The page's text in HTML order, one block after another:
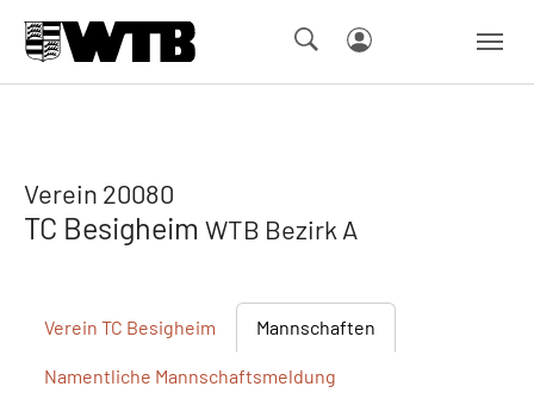
Verein 20080
TC Besigheim WTB Bezirk A
Verein TC Besigheim Mannschaften
Namentliche Mannschaftsmeldung